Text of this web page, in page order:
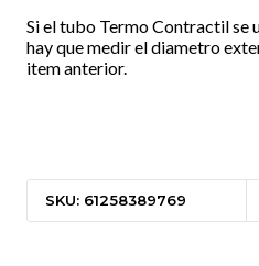
Si el tubo Termo Contractil se
hay que medir el diametro
item anterior.
SKU: 61258389769